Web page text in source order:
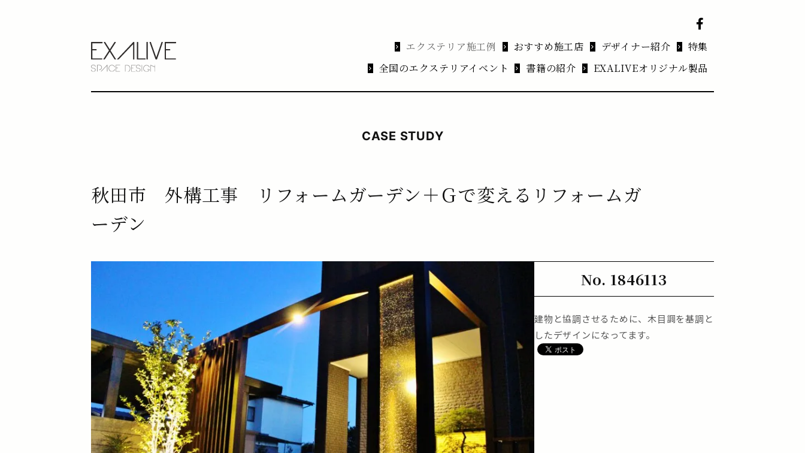
エクステリア施工例 おすすめ施工店 デザイナー紹介
特集
全国のエクステリアイベント
書籍の紹介 EXALIVEオリジナル製品
CASE STUDY
秋田市 外構工事 リフォームガーデン＋Ｇで変えるリフォームガ
ーデン
No. 1846113
建物と協調させるために、木目調を基調と
したデザインになってます。